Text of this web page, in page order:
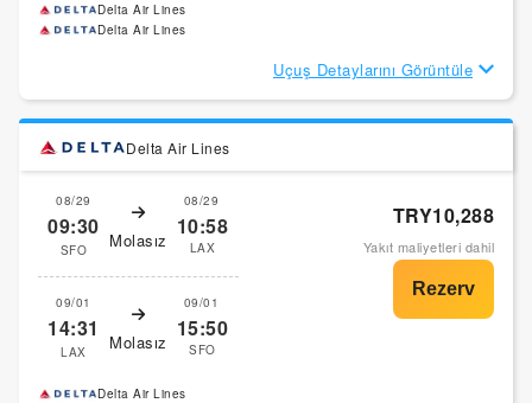
Delta Air Lines
Delta Air Lines
Uçuş Detaylarını Görüntüle
Delta Air Lines
08/29
09:30
SFO Molasız
08/29
10:58
LAX
09/01
14:31
LAX Molasız
09/01
15:50
SFO
TRY10,288
Yakıt maliyetleri dahil
Delta Air Lines